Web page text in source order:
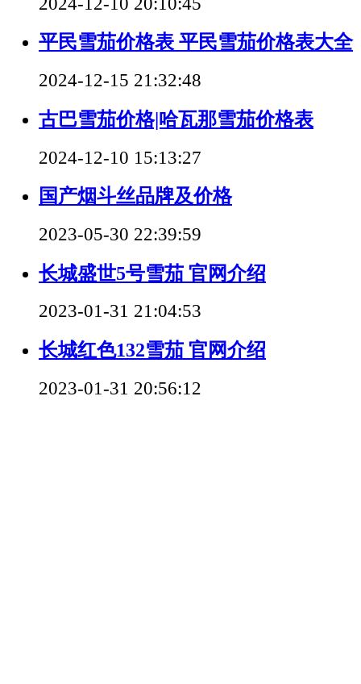
平民雪茄价格表 平民雪茄价格表大全
2024-12-15 21:32:48
古巴雪茄价格|哈瓦那雪茄价格表
2024-12-10 15:13:27
国产烟斗丝品牌及价格
2023-05-30 22:39:59
长城盛世5号雪茄 官网介绍
2023-01-31 21:04:53
长城红色132雪茄 官网介绍
2023-01-31 20:56:12